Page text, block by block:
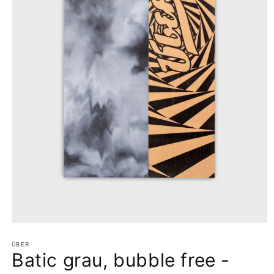
in
Modal
öffnen
ÜBER
Batic grau, bubble free -